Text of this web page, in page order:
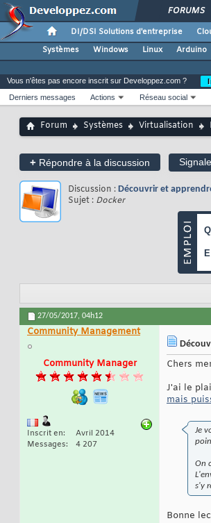
FORUMS
DI/DSI Solutions d'entreprise
Systèmes
Windows Linux Arduino
Vous n'êtes pas encore inscrit sur Developpez.com ?
Derniers messages
Actions Réseau social
Forum Systèmes Virtualisation
+ Répondre à la discussion
Discussion : Découvrir et
Sujet : Docker
27/05/2017, 04h12
Community Management
Community Manager
Inscrit en
Avril 2014
Messages
4 207
Chers
J'ai le
mais
Je
On
s'y
Bonne